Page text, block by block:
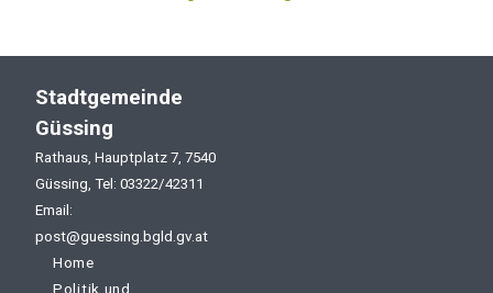
Stadtgemeinde
Güssing
Rathaus, Hauptplatz 7, 7540
Güssing, Tel: 03322/42311
Email:
post@guessing.bgld.gv.at
Home
Politik und